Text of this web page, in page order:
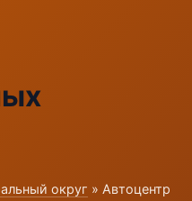
округ » Автоцентр